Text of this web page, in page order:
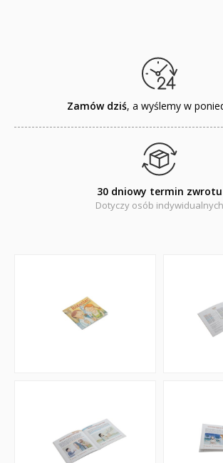
Zamów dziś, a wyślemy w
30 dniowy termin zwrotu
Dotyczy osób indywidualnych